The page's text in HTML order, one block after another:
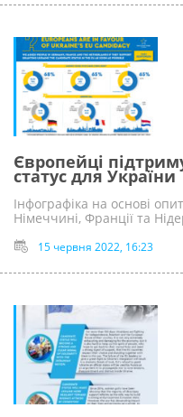
Європейці
статус для України
Інфографіка на основі
Німеччині, Франції та
15 червня 2022, 16:23